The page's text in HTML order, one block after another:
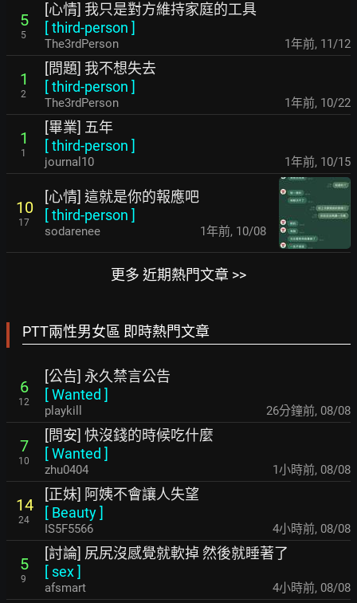
5
5
[心情] 我只是對方維持家庭的工具
[third-person ]
The3rdPerson 1年前, 11/12
1
2
[問題] 我不想失去
[third-person ]
The3rdPerson 1年前, 10/22
1
1
[畢業] 五年
[third-person ]
journal10 1年前, 10/15
10
17
[心情] 這就是你的報應吧
[third-person ]
sodarenee 1年前, 10/08
更多 近期熱門文章 >>
PTT兩性男女區 即時熱門文章
6
12
[公告] 永久禁言公告
[Wanted ]
playkill 27分鐘前, 08/08
7
10
[問安] 快沒錢的時候吃什麼
[Wanted ]
zhu0404 1小時前, 08/08
14
24
[正妹] 阿姨不會讓人失望
[ Beauty]
IS5F5566 4小時前, 08/08
5
9
[討論] 尻尻沒感覺就軟掉 然後就睡著了
[ sex]
afsmart 4小時前, 08/08